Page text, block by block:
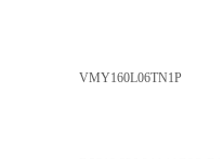
VMY160L06TN1P